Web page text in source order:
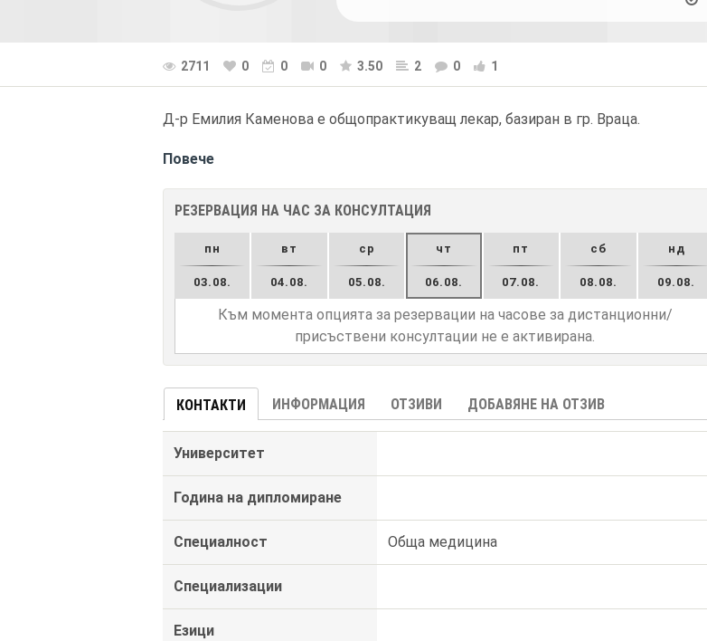
2711 0 0 0 3.50 2 0 1
Д-р Емилия Каменова е общопрактикуващ лекар, базиран в гр. Враца.
Повече
РЕЗЕРВАЦИЯ НА ЧАС ЗА КОНСУЛТАЦИЯ
пн
03.08.
вт
04.08.
ср
05.08.
чт
06.08.
пт
07.08.
сб
08.08.
нд
09.08.
Към момента опцията за резервации на часове за дистанционни/
присъствени консултации не е активирана.
КОНТАКТИ ИНФОРМАЦИЯ ОТЗИВИ ДОБАВЯНЕ НА ОТЗИВ
Университет
Година на дипломиране
Специалност Обща медицина
Специализации
Езици